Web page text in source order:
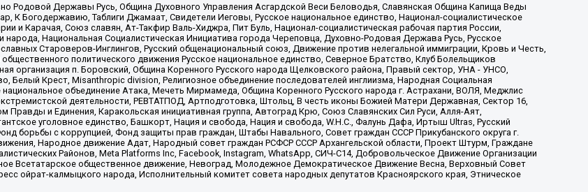
Родовой Державы Русь, Община Духовного Управления Асгардской Веси Беловодья, Славянская Община Капища Веды
К Богодержавию, Таблиги Джамаат, Свидетели Иеговы, Русское национальное единство, Национал-социалистическое
и Карачая, Союз славян, Ат-Такфир Валь-Хиджра, Пит Буль, Национал-социалистическая рабочая партия России,
Национальная Социалистическая Инициатива города Череповца, Духовно-Родовая Держава Русь, Русское
Староверов-Инглингов, Русский общенациональный союз, Движение против нелегальной иммиграции, Кровь и Честь,
политического движения Русское национальное единство, Северное Братство, Клуб Болельщиков
организация п. Боровский, Община Коренного Русского народа Щелковского района, Правый сектор, УНА - УНСО,
Белый Крест, Misanthropic division, Религиозное объединение последователей инглиизма, Народная Социальная
национальное объединение Атака, Мечеть Мирмамеда, Община Коренного Русского народа г. Астрахани, ВОЛЯ, Меджлис
деятельности, РЕВТАТПОД, Артподготовка, Штольц, В честь иконы Божией Матери Державная, Сектор 16,
и Единения, Каракольская инициативная группа, Автоград Крю, Союз Славянских Сил Руси, Алля-Аят,
уголовное единство, Башкорт, Нация и свобода, Нация и свобода, W.H.С., Фалунь Дафа, Иртыш Ultras, Русский
борьбы с коррупцией, Фонд защиты прав граждан, Штабы Навального, Совет граждан СССР Прикубанского округа г.
Народное движение Адат, Народный совет граждан РСФСР СССР Архангельской области, Проект Штурм, Граждане
Районов, Meta Platforms Inc, Facebook, Instagram, WhatsApp, СИЧ-С14, Добровольческое Движение Организации
Всетатарское общественное движение, Невоград, Молодежное Демократическое Движение Весна, Верховный Совет
ойрат-калмыцкого народа, Исполнительный комитет совета народных депутатов Красноярского края, Этническое